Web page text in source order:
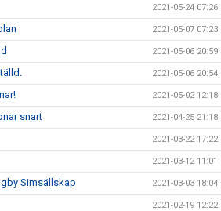
2021-05-24 07:26
2021-05-07 07:23
2021-05-06 20:59
2021-05-06 20:54
2021-05-02 12:18
snart 2021-04-25 21:18
2021-03-22 17:22
2021-03-12 11:01
Simsällskap 2021-03-03 18:04
2021-02-19 12:22